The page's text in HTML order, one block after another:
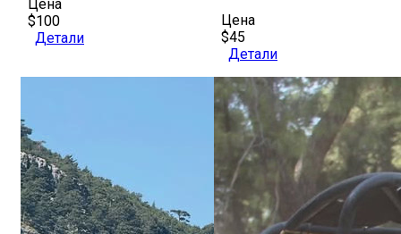
Цена
$100
Детали
Цена
$45
Детали